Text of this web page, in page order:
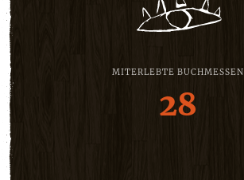
MITERLEBTE BUCHMESSEN
28